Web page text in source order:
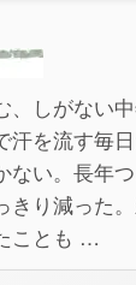
しがない
を流す毎
い。長年
り減った
ことも …